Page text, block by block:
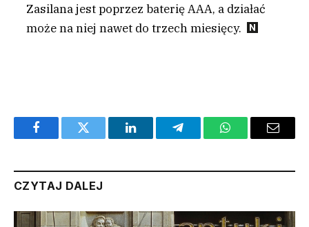
Zasilana jest poprzez baterię AAA, a działać
może na niej nawet do trzech miesięcy.
FacebookTwitter LinkedInTelegramWhatsAppEmail
CZYTAJ DALEJ